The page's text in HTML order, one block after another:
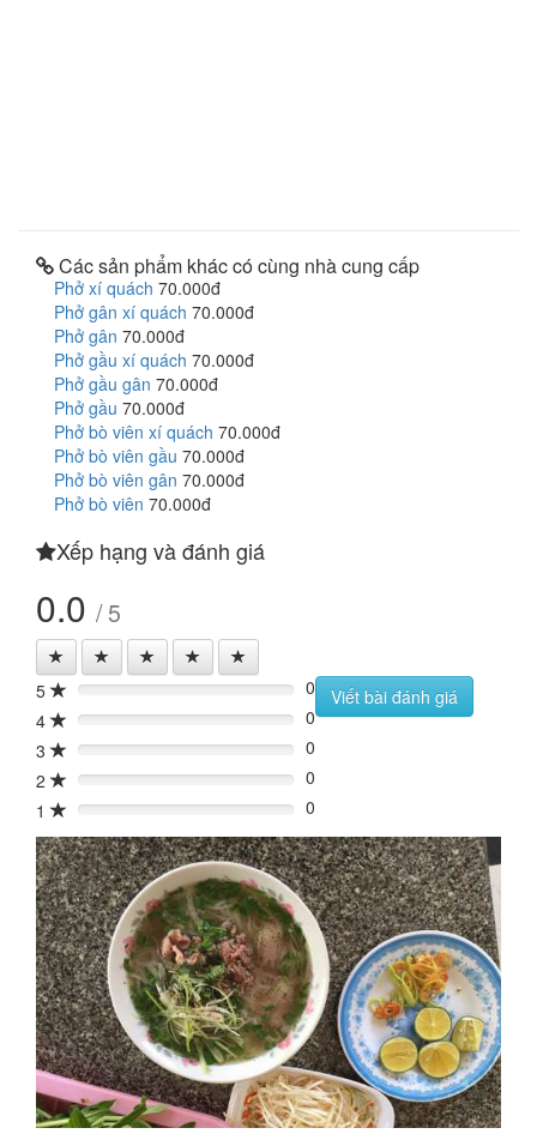
Các sản phẩm khác có cùng nhà cung cấp
Phở xí quách 70.000đ
Phở gân xí quách 70.000đ
Phở gân 70.000đ
Phở gầu xí quách 70.000đ
Phở gầu gân 70.000đ
Phở gầu 70.000đ
Phở bò viên xí quách 70.000đ
Phở bò viên gầu 70.000đ
Phở bò viên gân 70.000đ
Phở bò viên 70.000đ
Xếp hạng và đánh giá
0.0 / 5
5 0%
0
4
0%
0
3
0%
0
2
0%
0
1
0% 0
Viết bài đánh giá